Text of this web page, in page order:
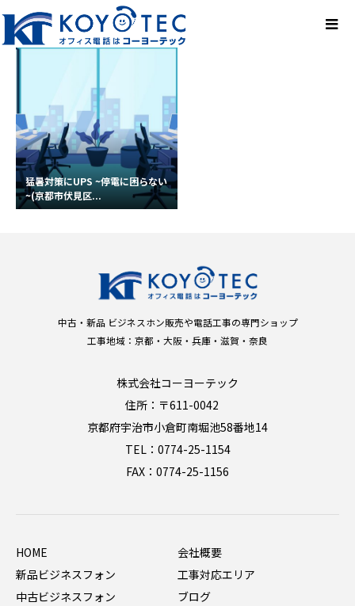
猛暑対策にUPS ~停電に困らない
~(京都市伏見区...
中古・新品 ビジネスホン販売や電話工事の専門ショップ
工事地域：京都・大阪・兵庫・滋賀・奈良
株式会社コーヨーテック
住所：〒611-0042
京都府宇治市小倉町南堀池58番地14
TEL：0774-25-1154
FAX：0774-25-1156
HOME
新品ビジネスフォン
中古ビジネスフォン
会社概要
工事対応エリア
ブログ